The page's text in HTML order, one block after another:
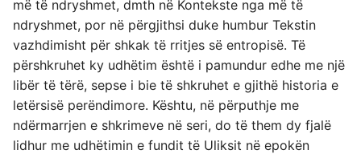
më të ndryshmet, dmth në Kontekste nga më të
ndryshmet, por në përgjithsi duke humbur Tekstin
vazhdimisht për shkak të rritjes së entropisë. Të
përshkruhet ky udhëtim është i pamundur edhe me një
libër të tërë, sepse i bie të shkruhet e gjithë historia e
letërsisë perëndimore. Kështu, në përputhje me
ndërmarrjen e shkrimeve në seri, do të them dy fjalë
lidhur me udhëtimin e fundit të Uliksit në epokën